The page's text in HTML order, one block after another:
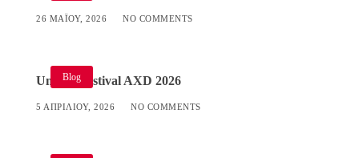
26 ΜΑΪ́ΟΥ, 2026 NO COMMENTS
Blog
Umami Festival AXD 2026
5 ΑΠΡΙΛΊΟΥ, 2026 NO COMMENTS